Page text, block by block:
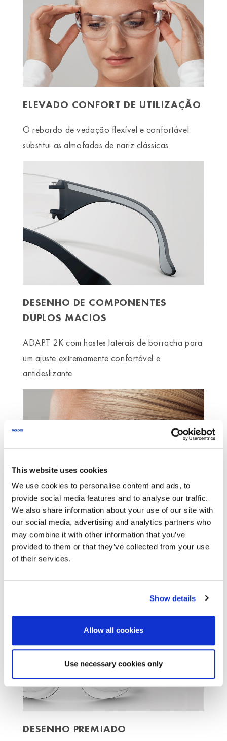
This website uses cookies
We use cookies to personalise content and ads, to
provide social media features and to analyse our traffic.
We also share information about your use of our site with
our social media, advertising and analytics partners who
may combine it with other information that you’ve
provided to them or that they’ve collected from your use
of their services.
Show details
Allow all cookies
Use necessary cookies only
ELEVADO CONFORT DE UTILIZAÇÃO
O rebordo de vedação flexível e confortável
substitui as almofadas de nariz clássicas
DESENHO DE COMPONENTES
DUPLOS MACIOS
ADAPT 2K com hastes laterais de borracha para
um ajuste extremamente confortável e
antideslizante
HASTES LATERAIS FLEXÍVEIS
Os hastes laterais adaptam-se à forma da
DESENHO PREMIADO